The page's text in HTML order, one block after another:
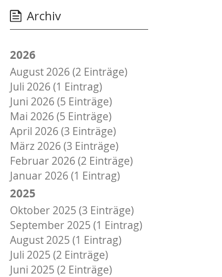
Archiv
2026
August 2026 (2 Einträge)
Juli 2026 (1 Eintrag)
Juni 2026 (5 Einträge)
Mai 2026 (5 Einträge)
April 2026 (3 Einträge)
März 2026 (3 Einträge)
Februar 2026 (2 Einträge)
Januar 2026 (1 Eintrag)
2025
Oktober 2025 (3 Einträge)
September 2025 (1 Eintrag)
August 2025 (1 Eintrag)
Juli 2025 (2 Einträge)
Juni 2025 (2 Einträge)